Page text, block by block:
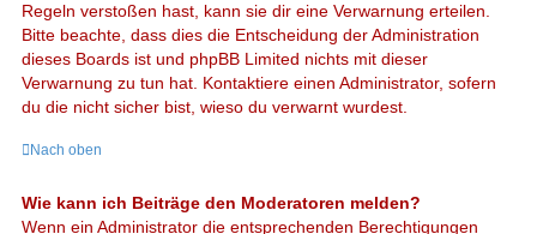
Regeln verstoßen hast, kann sie dir eine Verwarnung erteilen.
Bitte beachte, dass dies die Entscheidung der Administration
dieses Boards ist und phpBB Limited nichts mit dieser
Verwarnung zu tun hat. Kontaktiere einen Administrator, sofern
du die nicht sicher bist, wieso du verwarnt wurdest.
Nach oben
Wie kann ich Beiträge den Moderatoren melden?
Wenn ein Administrator die entsprechenden Berechtigungen